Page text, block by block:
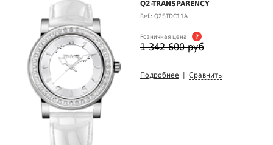
Q2-TRANSPARENCY
Ref.: Q2STDC11A
Розничная цена ?
1 342 600 руб
Подробнее Сравнить